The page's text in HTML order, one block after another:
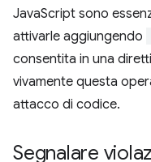
JavaScript sono
attivarle aggiungendo
consentita in una
vivamente questa
attacco di codice.
Segnalare